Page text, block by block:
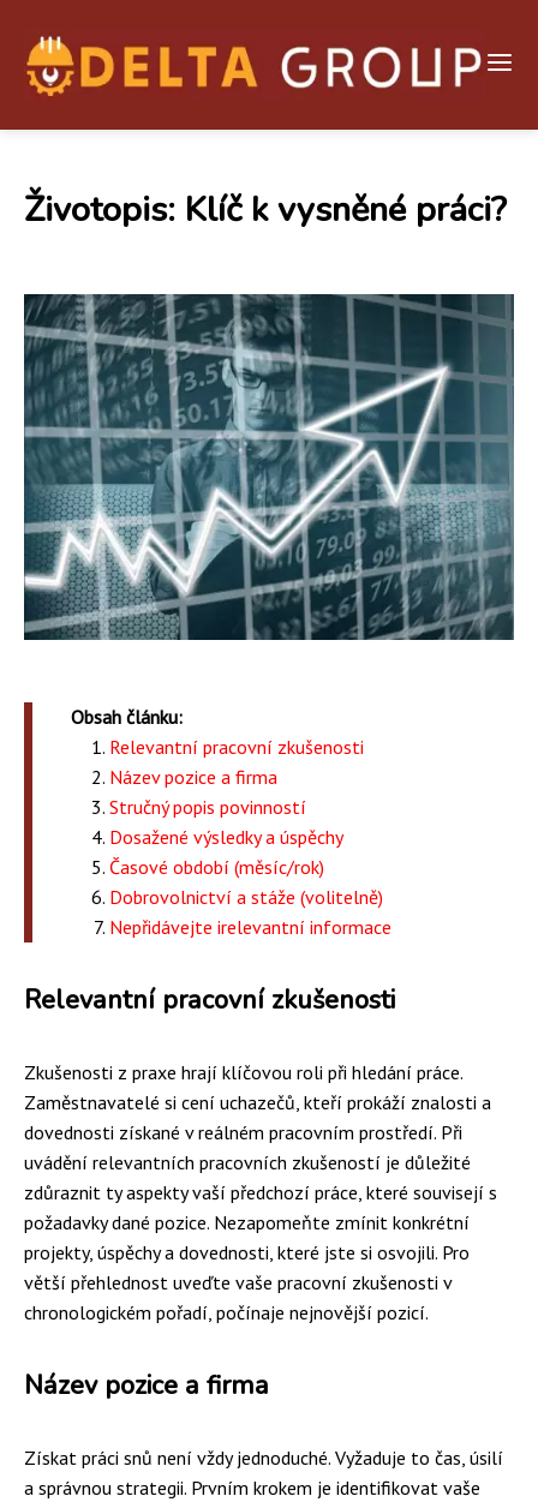
Životopis: Klíč k vysněné práci?
Obsah článku:
Relevantní pracovní zkušenosti
Název pozice a firma
Stručný popis povinností
Dosažené výsledky a úspěchy
Časové období (měsíc/rok)
Dobrovolnictví a stáže (volitelně)
Nepřidávejte irelevantní informace
Relevantní pracovní zkušenosti
Zkušenosti z praxe hrají klíčovou roli při hledání práce.
Zaměstnavatelé si cení uchazečů, kteří prokáží znalosti a
dovednosti získané v reálném pracovním prostředí. Při
uvádění relevantních pracovních zkušeností je důležité
zdůraznit ty aspekty vaší předchozí práce, které souvisejí s
požadavky dané pozice. Nezapomeňte zmínit konkrétní
projekty, úspěchy a dovednosti, které jste si osvojili. Pro
větší přehlednost uveďte vaše pracovní zkušenosti v
chronologickém pořadí, počínaje nejnovější pozicí.
Název pozice a firma
Získat práci snů není vždy jednoduché. Vyžaduje to čas, úsilí
a správnou strategii. Prvním krokem je identifikovat vaše